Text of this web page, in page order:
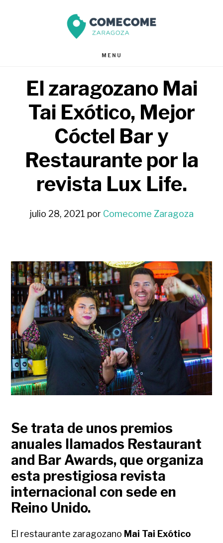
página
MENU
El zaragozano Mai
Tai Exótico, Mejor
Cóctel Bar y
Restaurante por la
revista Lux Life.
julio 28, 2021 por Comecome Zaragoza
Se trata de unos premios
anuales llamados Restaurant
and Bar Awards, que organiza
esta prestigiosa revista
internacional con sede en
Reino Unido.
El restaurante zaragozano Mai Tai Exótico